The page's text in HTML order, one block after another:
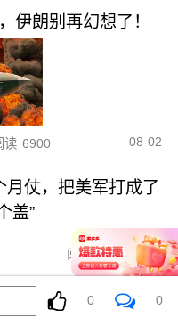
伊朗别再幻想了！
读 6900 08-02
月仗，把美军打成了
盖”
阅读 5342
伊朗“断气断电”？这豪
0 0